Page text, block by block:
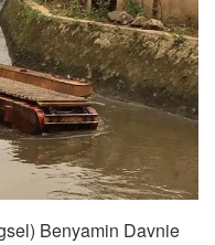
Benyamin Davnie